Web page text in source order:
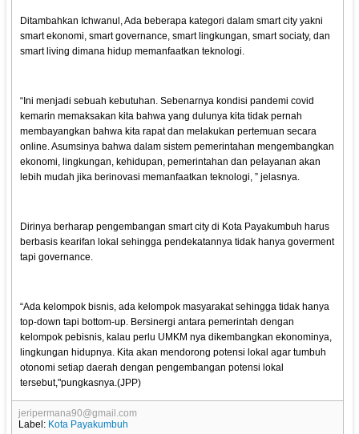
Ditambahkan Ichwanul, Ada beberapa kategori dalam smart city yakni
smart ekonomi, smart governance, smart lingkungan, smart sociaty, dan
smart living dimana hidup memanfaatkan teknologi.
“Ini menjadi sebuah kebutuhan. Sebenarnya kondisi pandemi covid
kemarin memaksakan kita bahwa yang dulunya kita tidak pernah
membayangkan bahwa kita rapat dan melakukan pertemuan secara
online. Asumsinya bahwa dalam sistem pemerintahan mengembangkan
ekonomi, lingkungan, kehidupan, pemerintahan dan pelayanan akan
lebih mudah jika berinovasi memanfaatkan teknologi, ” jelasnya.
Dirinya berharap pengembangan smart city di Kota Payakumbuh harus
berbasis kearifan lokal sehingga pendekatannya tidak hanya goverment
tapi governance.
“Ada kelompok bisnis, ada kelompok masyarakat sehingga tidak hanya
top-down tapi bottom-up. Bersinergi antara pemerintah dengan
kelompok pebisnis, kalau perlu UMKM nya dikembangkan ekonominya,
lingkungan hidupnya. Kita akan mendorong potensi lokal agar tumbuh
otonomi setiap daerah dengan pengembangan potensi lokal
tersebut,"pungkasnya.(JPP)
jeripermana90@gmail.com
Label: Kota Payakumbuh